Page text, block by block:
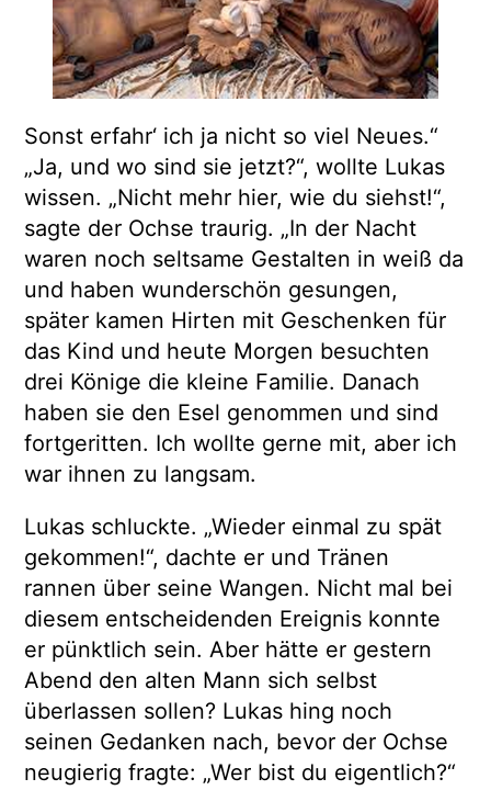
Sonst erfahr‘ ich ja nicht so viel Neues.“
„Ja, und wo sind sie jetzt?“, wollte Lukas
wissen. „Nicht mehr hier, wie du siehst!“,
sagte der Ochse traurig. „In der Nacht
waren noch seltsame Gestalten in weiß da
und haben wunderschön gesungen,
später kamen Hirten mit Geschenken für
das Kind und heute Morgen besuchten
drei Könige die kleine Familie. Danach
haben sie den Esel genommen und sind
fortgeritten. Ich wollte gerne mit, aber ich
war ihnen zu langsam.
Lukas schluckte. „Wieder einmal zu spät
gekommen!“, dachte er und Tränen
rannen über seine Wangen. Nicht mal bei
diesem entscheidenden Ereignis konnte
er pünktlich sein. Aber hätte er gestern
Abend den alten Mann sich selbst
überlassen sollen? Lukas hing noch
seinen Gedanken nach, bevor der Ochse
neugierig fragte: „Wer bist du eigentlich?“